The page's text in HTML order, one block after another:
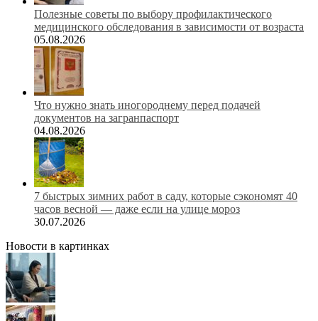
Полезные советы по выбору профилактического
медицинского обследования в зависимости от возраста
05.08.2026
Что нужно знать иногороднему перед подачей
документов на загранпаспорт
04.08.2026
7 быстрых зимних работ в саду, которые сэкономят 40
часов весной — даже если на улице мороз
30.07.2026
Новости в картинках